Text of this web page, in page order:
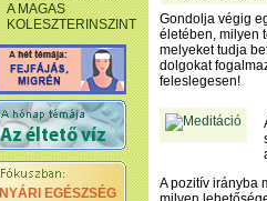
A MAGAS
KOLESZTERINSZINT
NYÁRI EGÉSZSÉG
Gondolja végig
életében, milyen
melyeket tudja
dolgokat
feleslegesen!
A pozitív irányba